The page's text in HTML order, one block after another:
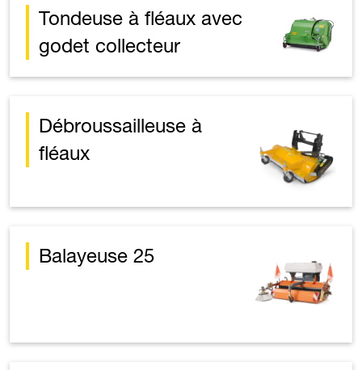
Tondeuse à fléaux avec
godet collecteur
Débroussailleuse à
fléaux
Balayeuse 25